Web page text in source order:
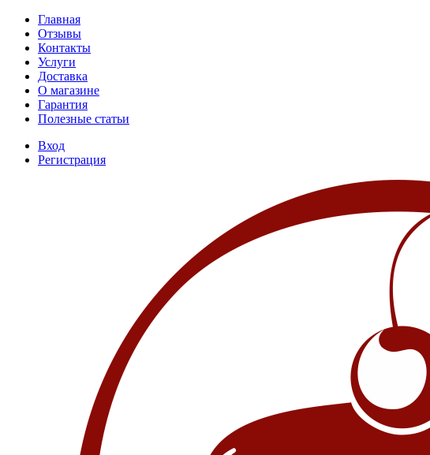
Главная
Отзывы
Контакты
Услуги
Доставка
О магазине
Гарантия
Полезные статьи
Вход
Регистрация